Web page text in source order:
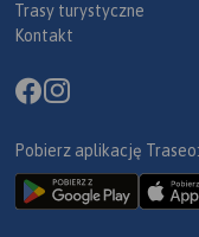
Trasy turystyczne
Kontakt
Pobierz aplikację Traseo: